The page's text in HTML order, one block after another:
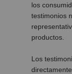
los
testimonios
productos.
Los